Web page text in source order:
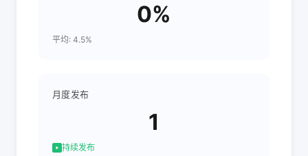
0%
平均: 4.5%
月度发布
1
持续发布